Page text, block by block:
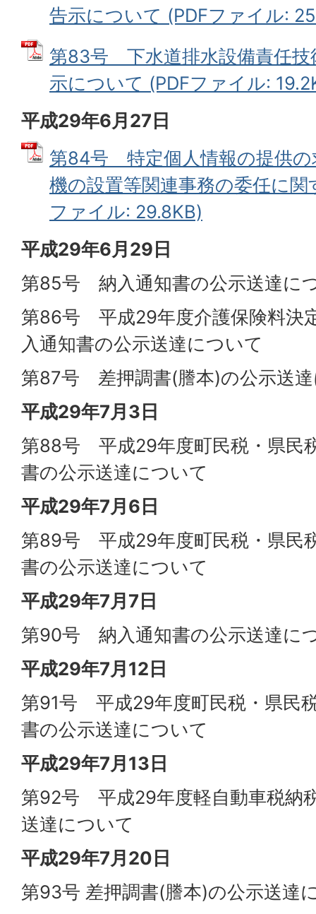
告示について (PDFファイル:
第83号 下水道排水設備責任技
示について (PDFファイル:
平成29年6月27日
第84号 特定個人情報の提供の
機の設置等関連事務の委任に
ファイル: 29.8KB)
平成29年6月29日
第85号 納入通知書の公示送達に
第86号 平成29年度介護保険料決
入通知書の公示送達について
第87号 差押調書(謄本)の公示送
平成29年7月3日
第88号 平成29年度町民税・県民
書の公示送達について
平成29年7月6日
第89号 平成29年度町民税・県民
書の公示送達について
平成29年7月7日
第90号 納入通知書の公示送達に
平成29年7月12日
第91号 平成29年度町民税・県民
書の公示送達について
平成29年7月13日
第92号 平成29年度軽自動車税納
送達について
平成29年7月20日
第93号 差押調書(謄本)の公示送達